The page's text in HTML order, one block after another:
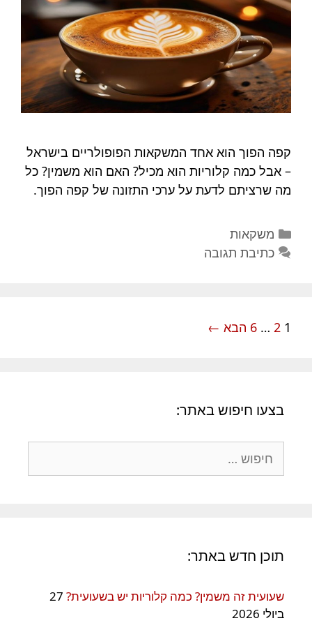
קפה הפוך הוא אחד המשקאות הפופולריים בישראל
– אבל כמה קלוריות הוא מכיל? האם הוא משמין? כל
מה שרציתם לדעת על ערכי התזונה של קפה הפוך.
קטגוריות
משקאות
כתיבת תגובה
ניווט
1
2
…
6 הבא ←
בצעו חיפוש באתר:
תוכן חדש באתר:
שעועית זה משמין? כמה קלוריות יש בשעועית? 27
ביולי 2026